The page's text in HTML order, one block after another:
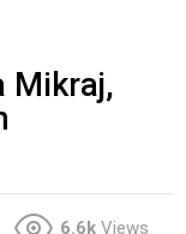
Mikraj,
6.6k Views